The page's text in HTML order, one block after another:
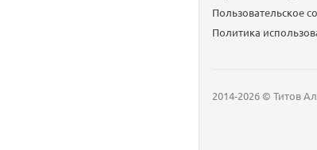
Пользовательское
Политика
2014-2026 © Титов